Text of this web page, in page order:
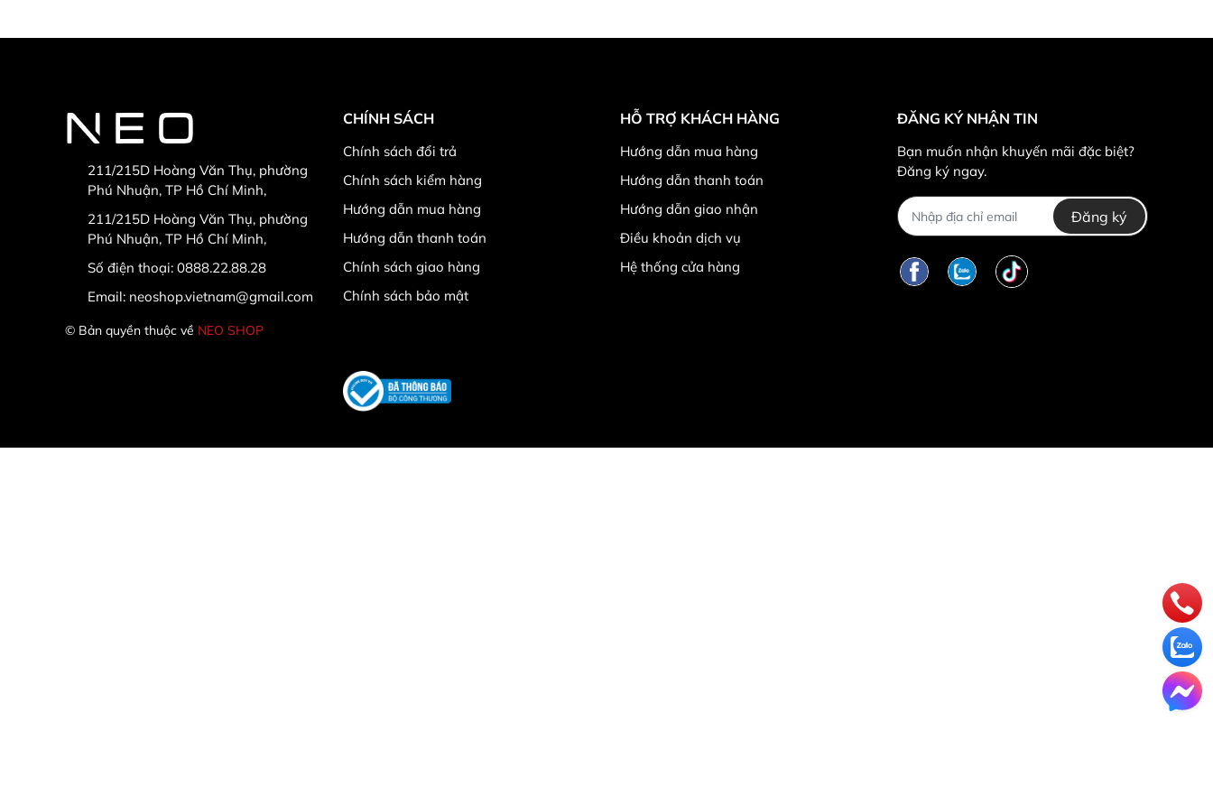
211/215D Hoàng Văn Thụ, phường
Phú Nhuận, TP Hồ Chí Minh,
211/215D Hoàng Văn Thụ, phường
Phú Nhuận, TP Hồ Chí Minh,
Số điện thoại: 0888.22.88.28
Email: neoshop.vietnam@gmail.com
© Bản quyền thuộc về NEO SHOP
CHÍNH SÁCH
Chính sách đổi trả
Chính sách kiểm hàng
Hướng dẫn mua hàng
Hướng dẫn thanh toán
Chính sách giao hàng
Chính sách bảo mật
HỖ TRỢ KHÁCH HÀNG
Hướng dẫn mua hàng
Hướng dẫn thanh toán
Hướng dẫn giao nhận
Điều khoản dịch vụ
Hệ thống cửa hàng
ĐĂNG KÝ NHẬN TIN
Bạn muốn nhận khuyến mãi đặc biệt?
Đăng ký ngay.
Đăng ký